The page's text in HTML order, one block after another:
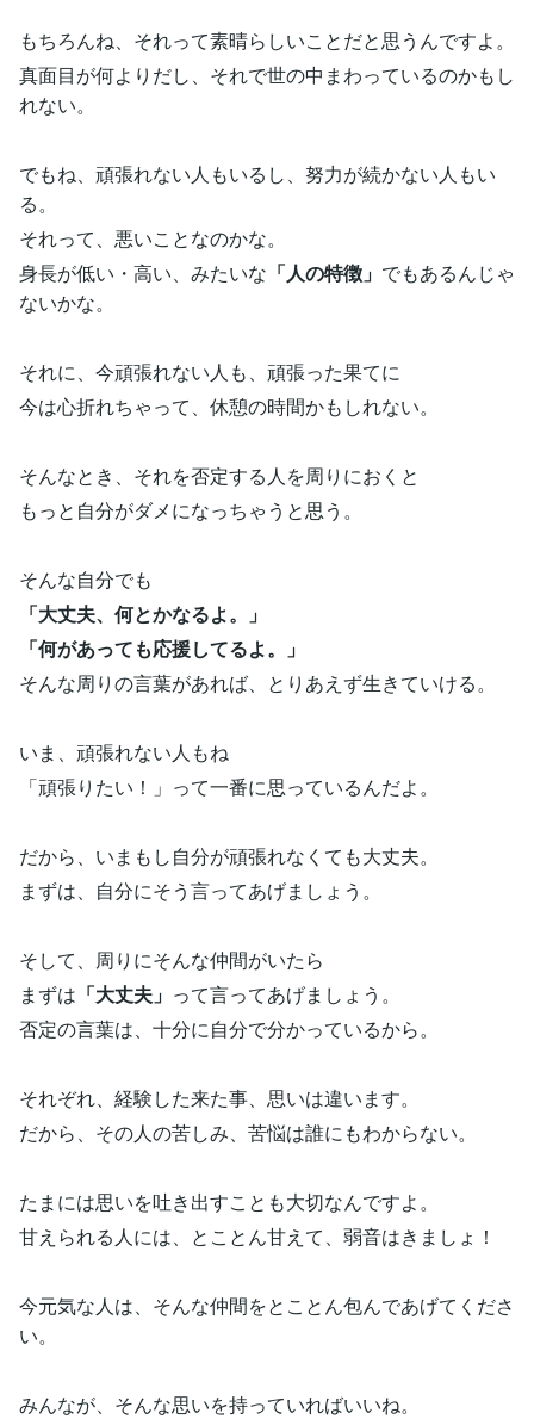
もちろんね、それって素晴らしいことだと思うんですよ。
真面目が何よりだし、それで世の中まわっているのかもし
れない。
でもね、頑張れない人もいるし、努力が続かない人もい
る。
それって、悪いことなのかな。
身長が低い・高い、みたいな 「人の特徴」 でもあるんじゃ
ないかな。
それに、今頑張れない人も、頑張った果てに
今は心折れちゃって、休憩の時間かもしれない。
そんなとき、それを否定する人を周りにおくと
もっと自分がダメになっちゃうと思う。
そんな自分でも
「大丈夫、何とかなるよ。」
「何があっても応援してるよ。」
そんな周りの言葉があれば、とりあえず生きていける。
いま、頑張れない人もね
「頑張りたい！」って一番に思っているんだよ。
だから、いまもし自分が頑張れなくても大丈夫。
まずは、自分にそう言ってあげましょう。
そして、周りにそんな仲間がいたら
まずは 「大丈夫」 って言ってあげましょう。
否定の言葉は、十分に自分で分かっているから。
それぞれ、経験した来た事、思いは違います。
だから、その人の苦しみ、苦悩は誰にもわからない。
たまには思いを吐き出すことも大切なんですよ。
甘えられる人には、とことん甘えて、弱音はきましょ！
今元気な人は、そんな仲間をとことん包んであげてくださ
い。
みんなが、そんな思いを持っていればいいね。